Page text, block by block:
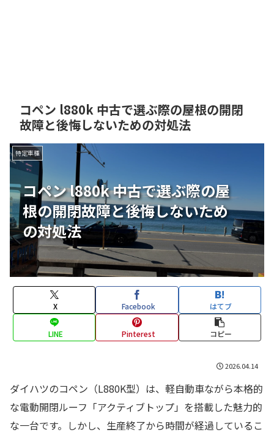
コペン l880k 中古で選ぶ際の屋根の開閉
故障と後悔しないための対処法
コペン l880k 中古で選ぶ際の屋
根の開閉故障と後悔しないため
の対処法
特定車種
X Facebook はてブ
LINE Pinterest コピー
2026.04.14
ダイハツのコペン（L880K型）は、軽自動車ながら本格的
な電動開閉ルーフ「アクティブトップ」を搭載した魅力的
な一台です。しかし、生産終了から時間が経過しているこ